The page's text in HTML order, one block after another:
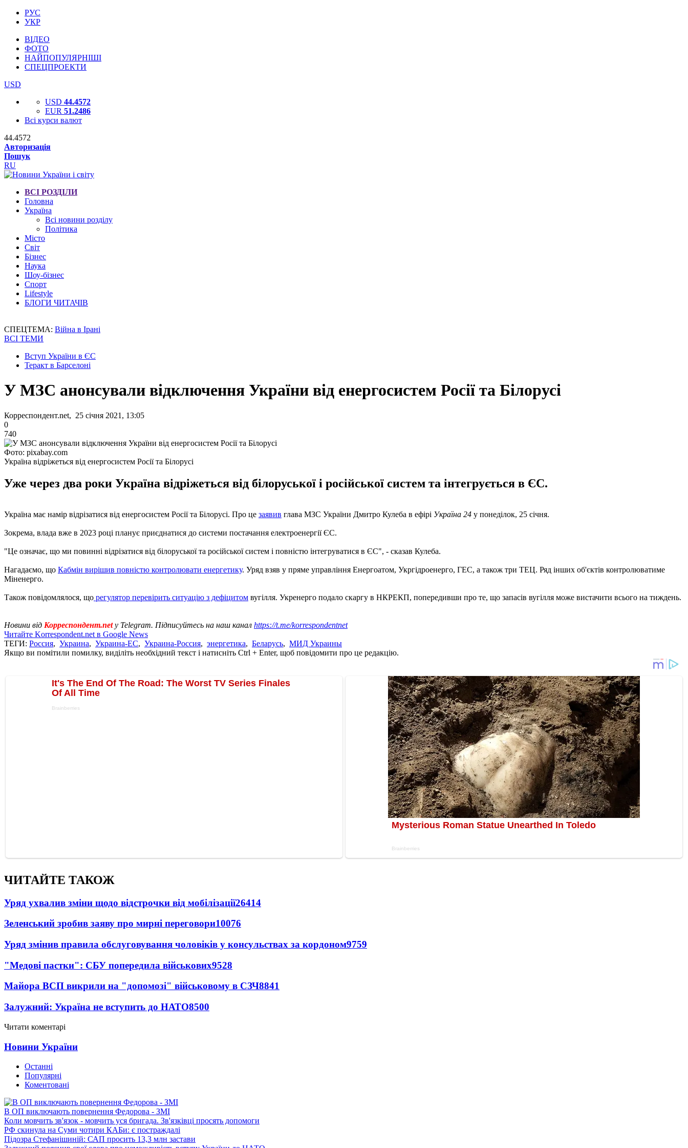
РУС
УКР
ВІДЕО
ФОТО
НАЙПОПУЛЯРНІШІ
СПЕЦПРОЕКТИ
USD
USD 44.4572
EUR 51.2486
Всі курси валют
44.4572
Авторизація
Пошук
RU
ВСІ РОЗДІЛИ
Головна
Україна
Всі новини розділу
Політика
Місто
Світ
Бізнес
Наука
Шоу-бізнес
Спорт
Lifestyle
БЛОГИ ЧИТАЧІВ
СПЕЦТЕМА: Війна в Ірані
ВСІ ТЕМИ
Вступ України в ЄС
Теракт в Барселоні
У МЗС анонсували відключення України від енергосистем Росії та Білорусі
Корреспондент.net, 25 січня 2021, 13:05
0
740
Фото: pixabay.com
Україна відріжеться від енергосистем Росії та Білорусі
Уже через два роки Україна відріжеться від білоруської і російської систем та інтегрується в ЄС.
Україна має намір відрізатися від енергосистем Росії та Білорусі. Про це заявив глава МЗС України Дмитро Кулеба в ефірі Україна 24 у понеділок, 25 січня.
Зокрема, влада вже в 2023 році планує приєднатися до системи постачання електроенергії ЄС.
"Це означає, що ми повинні відрізатися від білоруської та російської систем і повністю інтегруватися в ЄС", - сказав Кулеба.
Нагадаємо, що Кабмін вирішив повністю контролювати енергетику. Уряд взяв у пряме управління Енергоатом, Укргідроенерго, ГЕС, а також три ТЕЦ. Ряд інших об'єктів контролюватиме
Міненерго.
Також повідомлялося, що регулятор перевірить ситуацію з дефіцитом вугілля. Укренерго подало скаргу в НКРЕКП, попередивши про те, що запасів вугілля може вистачити всього на тиждень.
Новини від Корреспондент.netу Telegram. Підписуйтесь на наш канал https://t.me/korrespondentnet
Читайте Korrespondent.net в Google News
ТЕГИ: Россия, Украина, Украина-ЕС, Украина-Россия, энергетика, Беларусь, МИД Украины
Якщо ви помітили помилку, виділіть необхідний текст і натисніть Ctrl + Enter, щоб повідомити про це редакцію.
ЧИТАЙТЕ ТАКОЖ
Уряд ухвалив зміни щодо відстрочки від мобілізації26414
Зеленський зробив заяву про мирні переговори10076
Уряд змінив правила обслуговування чоловіків у консульствах за кордоном9759
"Медові пастки": СБУ попередила військових9528
Майора ВСП викрили на "допомозі" військовому в СЗЧ8841
Залужний: Україна не вступить до НАТО8500
Читати коментарі
Новини України
Останні
Популярні
Коментовані
В ОП виключають повернення Федорова - ЗМІ
Коли мовчить зв'язок - мовчить уся бригада. Зв'язківці просять допомоги
РФ скинула на Суми чотири КАБи: є постраждалі
Підозра Стефанішиній: САП просить 13,3 млн застави